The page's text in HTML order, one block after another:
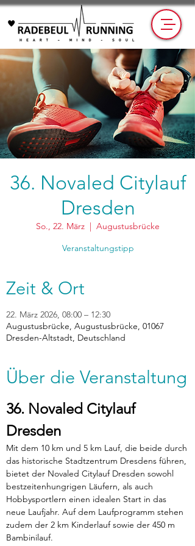
36. Novaled Citylauf
Dresden
So., 22. März
  |
Augustusbrücke
Veranstaltungstipp
Zeit & Ort
22. März 2026, 08:00 – 12:30
Augustusbrücke, Augustusbrücke, 01067
Dresden-Altstadt, Deutschland
Über die Veranstaltung
36. Novaled Citylauf
Dresden
Mit dem 10 km und 5 km Lauf, die beide durch
das historische Stadtzentrum Dresdens führen,
bietet der Novaled Citylauf Dresden sowohl
bestzeitenhungrigen Läufern, als auch
Hobbysportlern einen idealen Start in das
neue Laufjahr. Auf dem Laufprogramm stehen
zudem der 2 km Kinderlauf sowie der 450 m
Bambinilauf.